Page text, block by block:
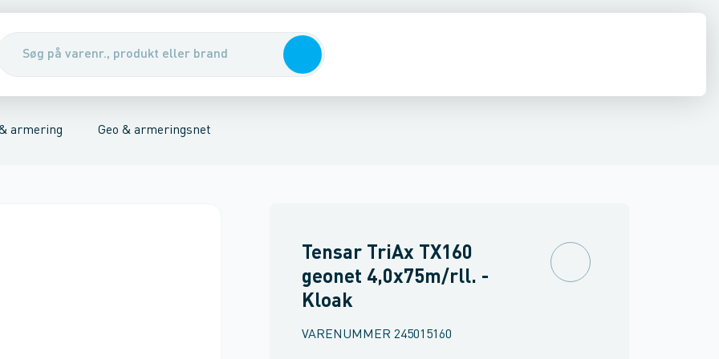
& udskillerePumper, pumpebrønde & ventiler
armering Geo & armeringsnet
Tensar TriAx TX160
geonet 4,0x75m/rll. -
Kloak
VARENUMMER 245015160